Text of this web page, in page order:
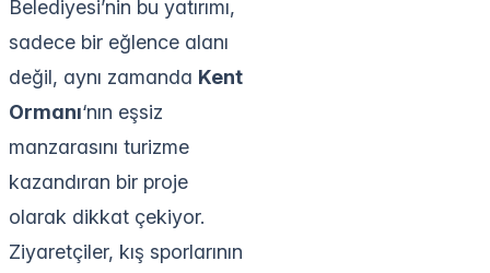
Belediyesi’nin bu yatırımı,
sadece bir eğlence alanı
değil, aynı zamanda Kent
Ormanı‘nın eşsiz
manzarasını turizme
kazandıran bir proje
olarak dikkat çekiyor.
Ziyaretçiler, kış sporlarının